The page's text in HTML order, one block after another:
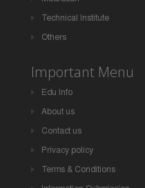
Technical Institute
Others
Important Menu
Edu Info
About us
Contact us
Privacy policy
Terms & Conditions